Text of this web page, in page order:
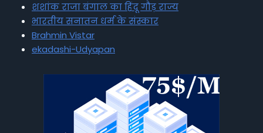
शशांक राजा बंगाल का हिंदू गौड़ राज्य
भारतीय सनातन धर्म के संस्कार
Brahmin Vistar
ekadashi-Udyapan